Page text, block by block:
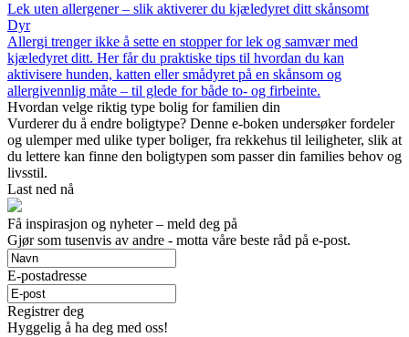
Lek uten allergener – slik aktiverer du kjæledyret ditt skånsomt
Dyr
Allergi trenger ikke å sette en stopper for lek og samvær med
kjæledyret ditt. Her får du praktiske tips til hvordan du kan
aktivisere hunden, katten eller smådyret på en skånsom og
allergivennlig måte – til glede for både to- og firbeinte.
Hvordan velge riktig type bolig for familien din
Vurderer du å endre boligtype? Denne e-boken undersøker fordeler
og ulemper med ulike typer boliger, fra rekkehus til leiligheter, slik at
du lettere kan finne den boligtypen som passer din families behov og
livsstil.
Last ned nå
Få inspirasjon og nyheter – meld deg på
Gjør som tusenvis av andre - motta våre beste råd på e-post.
E-postadresse
Registrer deg
Hyggelig å ha deg med oss!